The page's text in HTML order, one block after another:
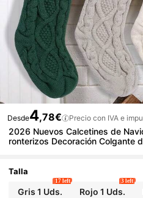
Desde4,78€ Precio con IVA e
2026 Nuevos Calcetines de
ronterizos Decoración Colgante
nes Grandes Colgantes de Árbol
de Regalo de Caramelos Tejidos
Talla
Gris 1 Uds.
17 left
Rojo 1 Uds.
3 left